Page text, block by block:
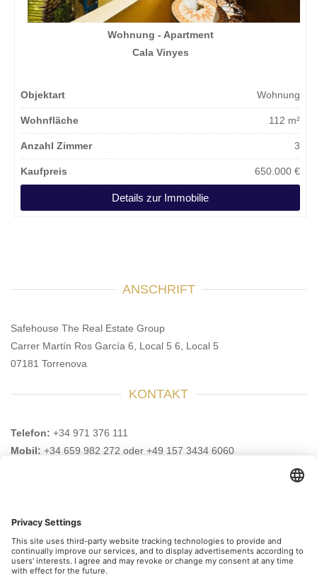
Wohnung - Apartment
Cala Vinyes
Objektart Wohnung
Wohnfläche 112 m²
Anzahl Zimmer 3
Kaufpreis 650.000 €
Details zur Immobilie
ANSCHRIFT
Safehouse The Real Estate Group
Carrer Martín Ros García 6, Local 5 6, Local 5
07181 Torrenova
KONTAKT
Telefon: +34 971 376 111
Mobil: +34 659 982 272 oder +49 157 3434 6060
BESUCHEN SIE UNS AUCH HIER
Abonnieren Sie unseren